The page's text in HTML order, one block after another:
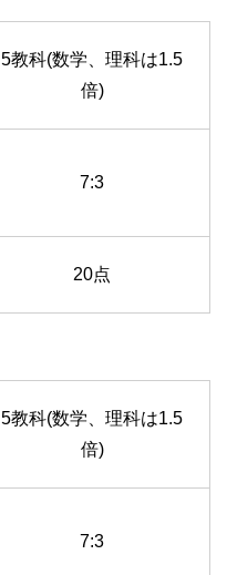
5教科(数学、理科は1.5
倍)
7:3
20点
5教科(数学、理科は1.5
倍)
7:3